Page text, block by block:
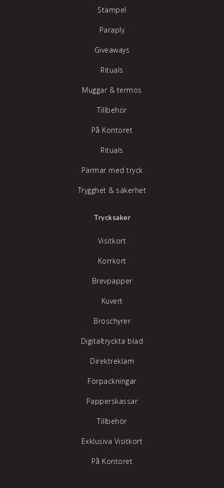
Stämpel
Paraply
Giveaways
Rituals
Muggar & termos
Tillbehör
På Kontoret
Rituals
Pärmar med tryck
Trygghet & säkerhet
Trycksaker
Visitkort
Korrkort
Brevpapper
Kuvert
Broschyrer
Digitaltryckta blad
Direktreklam
Förpackningar
Papperskassar
Tillbehör
Exklusiva Visitkort
På Kontoret